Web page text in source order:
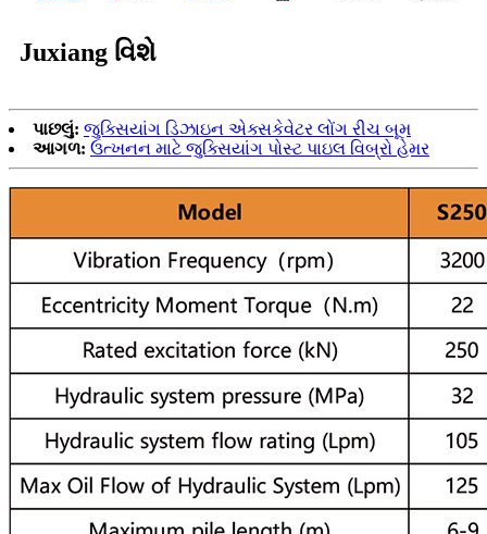
Juxiang વિશે
પાછલું: જુક્સિયાંગ ડિઝાઇન એક્સકેવેટર લોંગ રીચ બૂમ
આગળ: ઉત્ખનન માટે જુક્સિયાંગ પોસ્ટ પાઇલ વિબ્રો હેમર